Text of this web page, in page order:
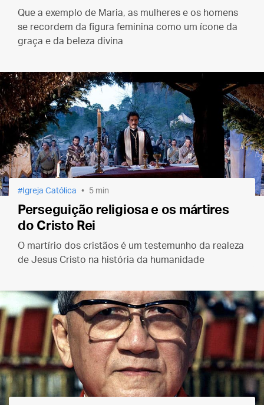
Que a exemplo de Maria, as mulheres e os homens
se recordem da figura feminina como um ícone da
graça e da beleza divina
Igreja Católica 5 min
Perseguição religiosa e os mártires
do Cristo Rei
O martírio dos cristãos é um testemunho da realeza
de Jesus Cristo na história da humanidade